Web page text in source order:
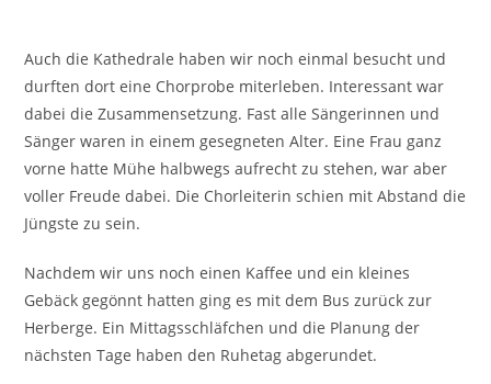
Auch die Kathedrale haben wir noch einmal besucht und
durften dort eine Chorprobe miterleben. Interessant war
dabei die Zusammensetzung. Fast alle Sängerinnen und
Sänger waren in einem gesegneten Alter. Eine Frau ganz
vorne hatte Mühe halbwegs aufrecht zu stehen, war aber
voller Freude dabei. Die Chorleiterin schien mit Abstand die
Jüngste zu sein.
Nachdem wir uns noch einen Kaffee und ein kleines
Gebäck gegönnt hatten ging es mit dem Bus zurück zur
Herberge. Ein Mittagsschläfchen und die Planung der
nächsten Tage haben den Ruhetag abgerundet.